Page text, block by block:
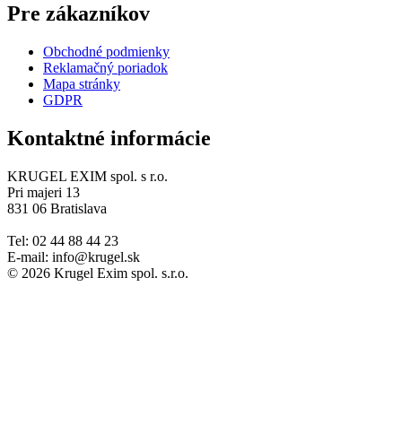
Pre zákazníkov
Obchodné podmienky
Reklamačný poriadok
Mapa stránky
GDPR
Kontaktné informácie
KRUGEL EXIM spol. s r.o.
Pri majeri 13
831 06 Bratislava
Tel: 02 44 88 44 23
E-mail: info@krugel.sk
© 2026 Krugel Exim spol. s.r.o.